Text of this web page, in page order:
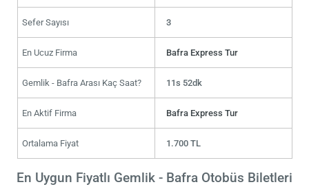
Sefer Sayısı 3
En Ucuz Firma Bafra Express Tur
Gemlik - Bafra Arası Kaç Saat? 11s 52dk
En Aktif Firma Bafra Express Tur
Ortalama Fiyat 1.700 TL
En Uygun Fiyatlı Gemlik - Bafra Otobüs Biletleri